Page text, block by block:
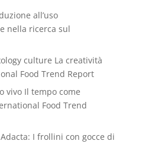
all’uso
nella ricerca sul
culture La creatività
Food Trend Report
vivo Il tempo come
Food Trend
I frollini con gocce di